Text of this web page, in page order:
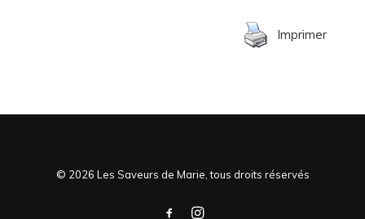
Imprimer
© 2026 Les Saveurs de Marie, tous droits réservés